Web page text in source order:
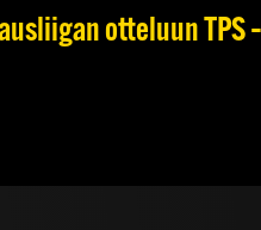
otteluun TPS